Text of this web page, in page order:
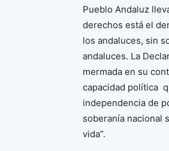
Pueblo Andaluz
derechos está el
los andaluces, sin
andaluces. La
mermada en su
capacidad política
independencia de
soberanía nacional
vida”.